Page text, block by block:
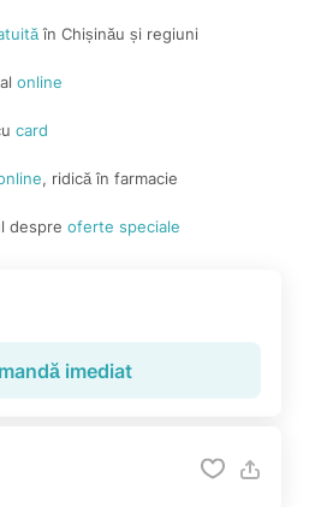
în Chișinău și regiuni
online
card
, ridică în farmacie
despre oferte speciale
imediat